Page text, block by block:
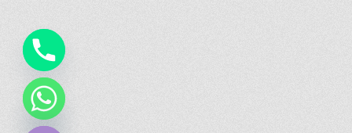
Hide
chaty